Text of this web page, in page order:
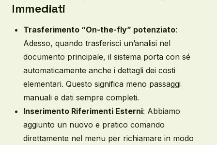
Immediati
Trasferimento “On-the-fly” potenziato:
Adesso, quando trasferisci un’analisi nel
documento principale, il sistema porta con sé
automaticamente anche i dettagli dei costi
elementari. Questo significa meno passaggi
manuali e dati sempre completi.
Inserimento Riferimenti Esterni: Abbiamo
aggiunto un nuovo e pratico comando
direttamente nel menu per richiamare in modo